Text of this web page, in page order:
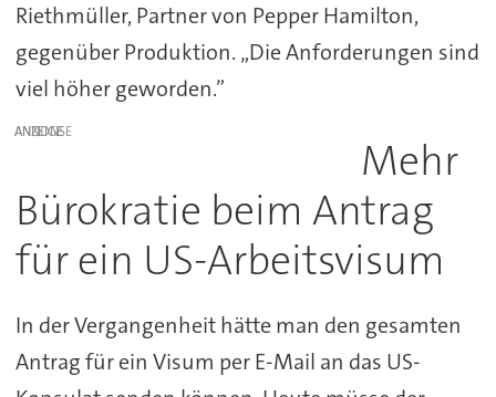
Riethmüller, Partner von Pepper Hamilton,
gegenüber Produktion. „Die Anforderungen sind
viel höher geworden.”
ANZEIGE
Mehr
Bürokratie beim Antrag
für ein US-Arbeitsvisum
In der Vergangenheit hätte man den gesamten
Antrag für ein Visum per E-Mail an das US-